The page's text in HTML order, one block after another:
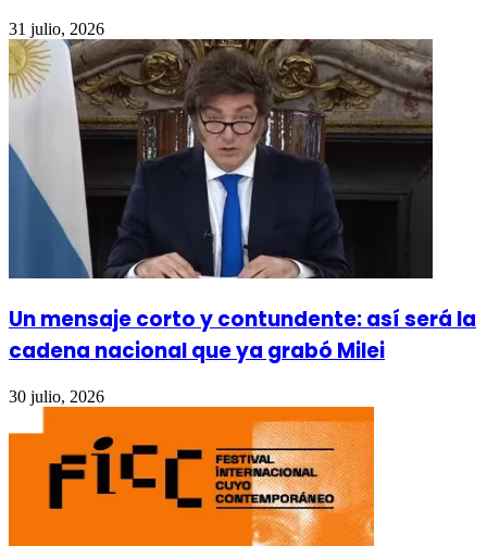
31 julio, 2026
Un mensaje corto y contundente: así será la
cadena nacional que ya grabó Milei
30 julio, 2026